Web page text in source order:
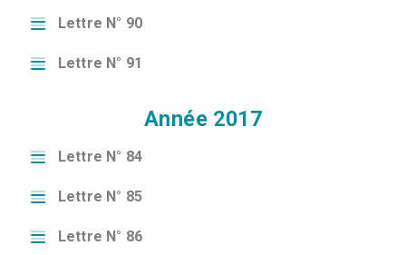
Lettre N° 90
Lettre N° 91
Année 2017
Lettre N° 84
Lettre N° 85
Lettre N° 86